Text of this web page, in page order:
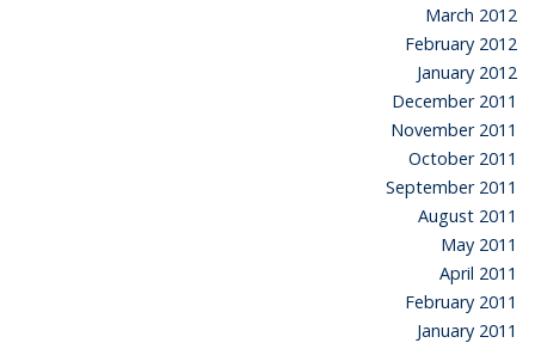
March 2012
February 2012
January 2012
December 2011
November 2011
October 2011
September 2011
August 2011
May 2011
April 2011
February 2011
January 2011